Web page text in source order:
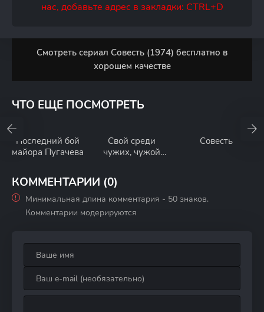
нас, добавьте адрес в закладки: CTRL+D
Смотреть сериал Совесть (1974) бесплатно в
хорошем качестве
ЧТО ЕЩЕ ПОСМОТРЕТЬ
Последний бой
майора Пугачева
Свой среди
чужих, чужой
Совесть
КОММЕНТАРИИ (0)
Минимальная длина комментария - 50 знаков.
Комментарии модерируются